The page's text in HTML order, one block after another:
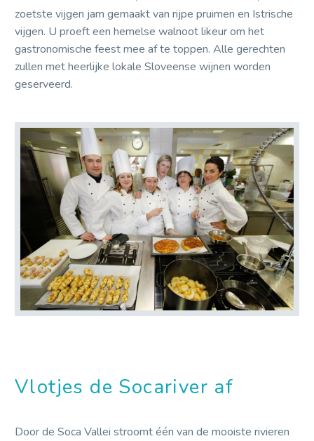
zoetste vijgen jam gemaakt van rijpe pruimen en Istrische
vijgen. U proeft een hemelse walnoot likeur om het
gastronomische feest mee af te toppen. Alle gerechten
zullen met heerlijke lokale Sloveense wijnen worden
geserveerd.
Vlotjes de Socariver af
Door de Soca Vallei stroomt één van de mooiste rivieren